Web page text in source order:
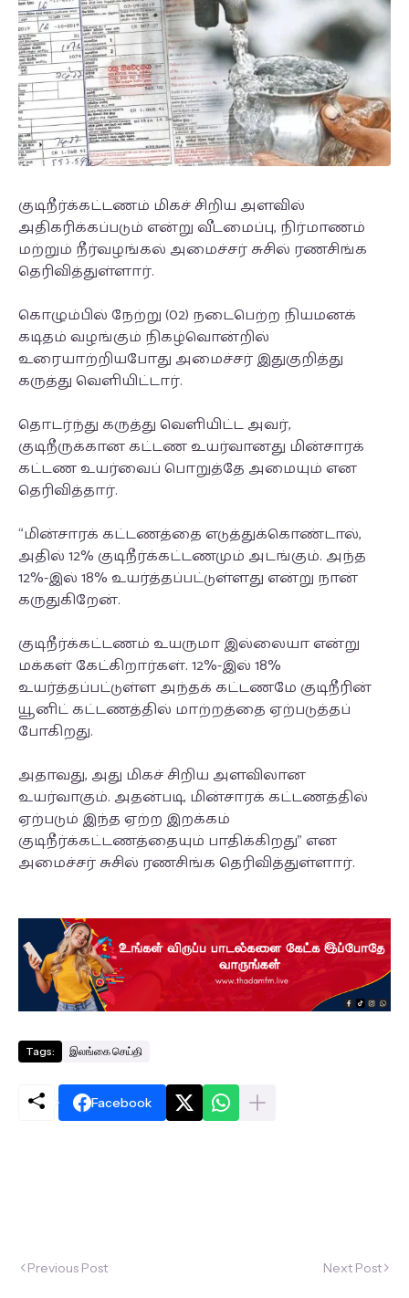
குடிநீர்க்கட்டணம் மிகச் சிறிய அளவில்
அதிகரிக்கப்படும் என்று வீடமைப்பு, நிர்மாணம்
மற்றும் நீர்வழங்கல் அமைச்சர் சுசில் ரணசிங்க
தெரிவித்துள்ளார்.
கொழும்பில் நேற்று (02) நடைபெற்ற நியமனக்
கடிதம் வழங்கும் நிகழ்வொன்றில்
உரையாற்றியபோது அமைச்சர் இதுகுறித்து
கருத்து வெளியிட்டார்.
தொடர்ந்து கருத்து வெளியிட்ட அவர்,
குடிநீருக்கான கட்டண உயர்வானது மின்சாரக்
கட்டண உயர்வைப் பொறுத்தே அமையும் என
தெரிவித்தார்.
“மின்சாரக் கட்டணத்தை எடுத்துக்கொண்டால்,
அதில் 12% குடிநீர்க்கட்டணமும் அடங்கும். அந்த
12%-இல் 18% உயர்த்தப்பட்டுள்ளது என்று நான்
கருதுகிறேன்.
குடிநீர்க்கட்டணம் உயருமா இல்லையா என்று
மக்கள் கேட்கிறார்கள். 12%-இல் 18%
உயர்த்தப்பட்டுள்ள அந்தக் கட்டணமே குடிநீரின்
யூனிட் கட்டணத்தில் மாற்றத்தை ஏற்படுத்தப்
போகிறது.
அதாவது, அது மிகச் சிறிய அளவிலான
உயர்வாகும். அதன்படி, மின்சாரக் கட்டணத்தில்
ஏற்படும் இந்த ஏற்ற இறக்கம்
குடிநீர்க்கட்டணத்தையும் பாதிக்கிறது” என
அமைச்சர் சுசில் ரணசிங்க தெரிவித்துள்ளார்.
Tags: இலங்கை செய்தி
Facebook
Previous Post Next Post